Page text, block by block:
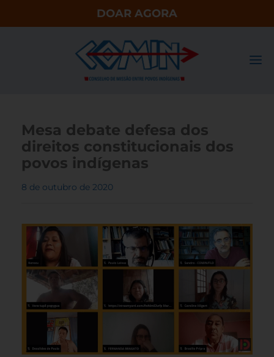
DOAR AGORA
Mesa debate defesa dos
direitos constitucionais dos
povos indígenas
8 de outubro de 2020